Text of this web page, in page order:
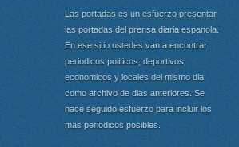
Las portadas es un esfuerzo presentar
las portadas del prensa diaria espanola.
En ese sitio ustedes van a encontrar
periodicos politicos, deportivos,
economicos y locales del mismo dia
como archivo de dias anteriores. Se
hace seguido esfuerzo para incluir los
mas periodicos posibles.